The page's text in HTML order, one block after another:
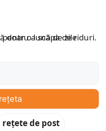
rețete de post